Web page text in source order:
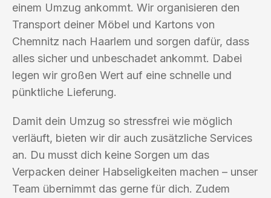
einem Umzug ankommt. Wir organisieren den
Transport deiner Möbel und Kartons von
Chemnitz nach Haarlem und sorgen dafür, dass
alles sicher und unbeschadet ankommt. Dabei
legen wir großen Wert auf eine schnelle und
pünktliche Lieferung.
Damit dein Umzug so stressfrei wie möglich
verläuft, bieten wir dir auch zusätzliche Services
an. Du musst dich keine Sorgen um das
Verpacken deiner Habseligkeiten machen – unser
Team übernimmt das gerne für dich. Zudem